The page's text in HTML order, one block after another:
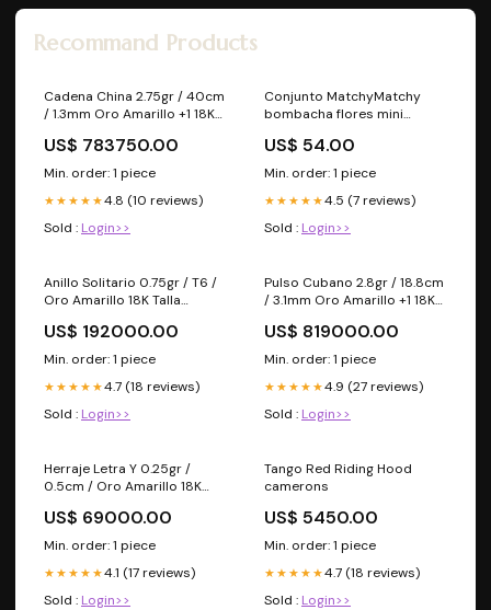
Recommand Products
Cadena China 2.75gr / 40cm
/ 1.3mm Oro Amarillo +1 18K
US$ 783750.00
Min. order: 1 piece
★★★★★4.8 (10 reviews)
Sold : Login>>
Conjunto MatchyMatchy
bombacha flores mini
US$ 54.00
Min. order: 1 piece
★★★★★4.5 (7 reviews)
Sold : Login>>
Anillo Solitario 0.75gr / T6 /
Oro Amarillo 18K Talla
US$ 192000.00
Min. order: 1 piece
★★★★★4.7 (18 reviews)
Sold : Login>>
Pulso Cubano 2.8gr / 18.8cm
/ 3.1mm Oro Amarillo +1 18K
US$ 819000.00
Min. order: 1 piece
★★★★★4.9 (27 reviews)
Sold : Login>>
Herraje Letra Y 0.25gr /
0.5cm / Oro Amarillo 18K
US$ 69000.00
Min. order: 1 piece
★★★★★4.1 (17 reviews)
Sold : Login>>
Tango Red Riding Hood
camerons
US$ 5450.00
Min. order: 1 piece
★★★★★4.7 (18 reviews)
Sold : Login>>